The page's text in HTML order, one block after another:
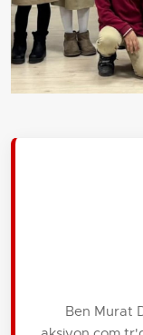
Ben Murat